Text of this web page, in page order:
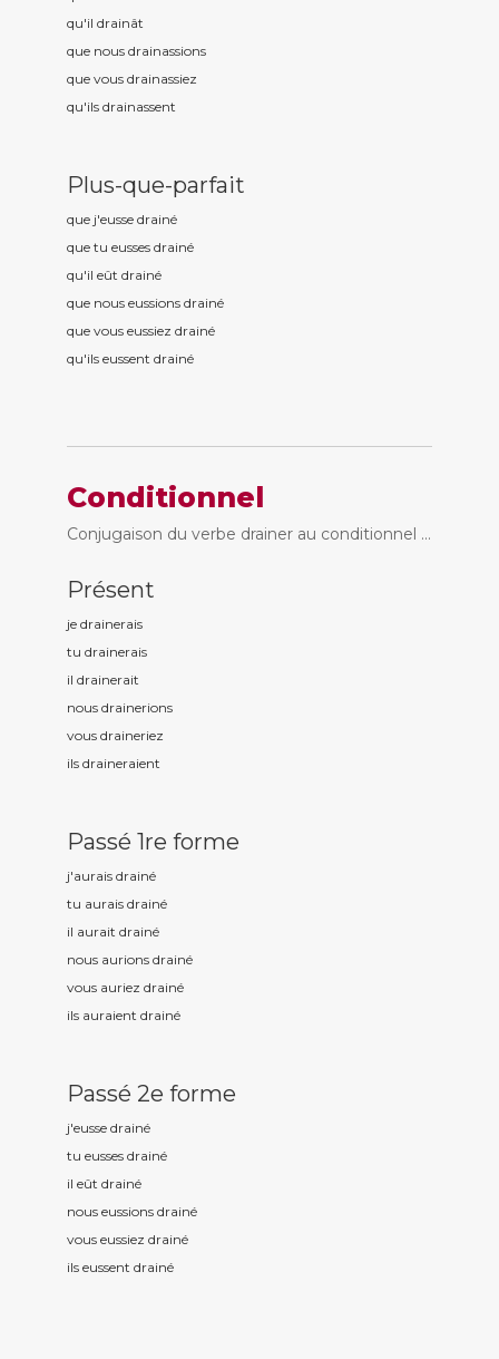
qu'il drainât
que nous drainassions
que vous drainassiez
qu'ils drainassent
Plus-que-parfait
que j'eusse drainé
que tu eusses drainé
qu'il eût drainé
que nous eussions drainé
que vous eussiez drainé
qu'ils eussent drainé
Conditionnel
Conjugaison du verbe drainer au conditionnel ...
Présent
je drainerais
tu drainerais
il drainerait
nous drainerions
vous draineriez
ils draineraient
Passé 1re forme
j'aurais drainé
tu aurais drainé
il aurait drainé
nous aurions drainé
vous auriez drainé
ils auraient drainé
Passé 2e forme
j'eusse drainé
tu eusses drainé
il eût drainé
nous eussions drainé
vous eussiez drainé
ils eussent drainé